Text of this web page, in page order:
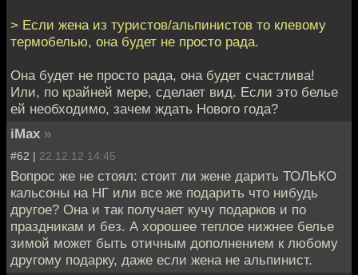
> Если жена из туристов/альпинистов то клевому
термобелью, она будет не просто рада.
Она будет не просто рада, она будет счастлива!
Или, по крайней мере, сделает вид. Если это белье
ей необходимо, зачем ждать Нового года?
iMax »
#62 | 22.12.12 14:45
Вопрос же не стоял: стоит ли жене дарить ТОЛЬКО
кальсоны на НГ или все же подарить что нибудь
другое? Она и так получает кучу подарков и по
праздникам и без. А хорошее теплое нижнее белье
зимой может быть отичным дополнением к любому
другому подарку, даже если жена не альпинист.